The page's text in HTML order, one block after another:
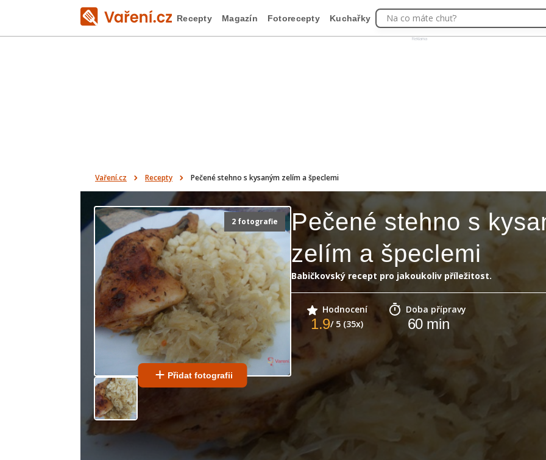
Reklama
Recepty Magazín Fotorecepty Kuchařky Na co máte chuť?
Vaření.cz Recepty Pečené stehno s kysaným zelím a špeclemi
2 fotografie
Přidat fotografii
Pečené stehno s
zelím a špeclemi
Babičkovský recept pro jakoukoliv příležitost.
Hodnocení
1.9/ 5 (35x)
Doba přípravy
60min